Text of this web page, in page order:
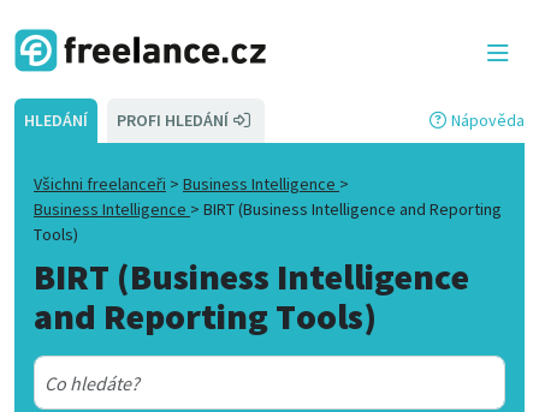
HLEDÁNÍ PROFI HLEDÁNÍ Nápověda
Všichni freelanceři > Business Intelligence >
Business Intelligence > BIRT (Business Intelligence and Reporting
Tools)
BIRT (Business Intelligence
and Reporting Tools)